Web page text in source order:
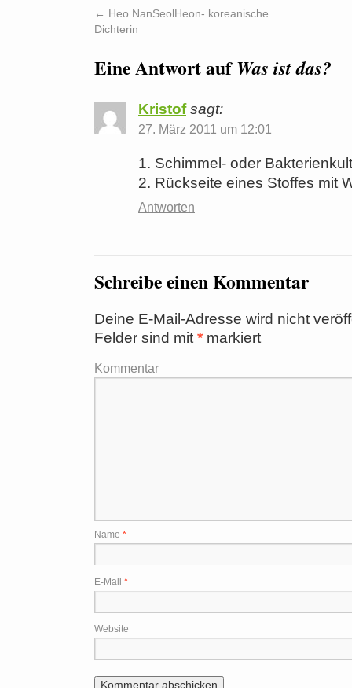
← Heo NanSeolHeon- koreanische
Dichterin
Eine Antwort aufWas ist das?
Kristof sagt:
27. März 2011 um 12:01
1. Schimmel- oder
2. Rückseite eines Stoffes mit
Antworten
Schreibe einen Kommentar
Deine E-Mail-Adresse wird nicht
Felder sind mit *markiert
Kommentar
Name *
E-Mail *
Website